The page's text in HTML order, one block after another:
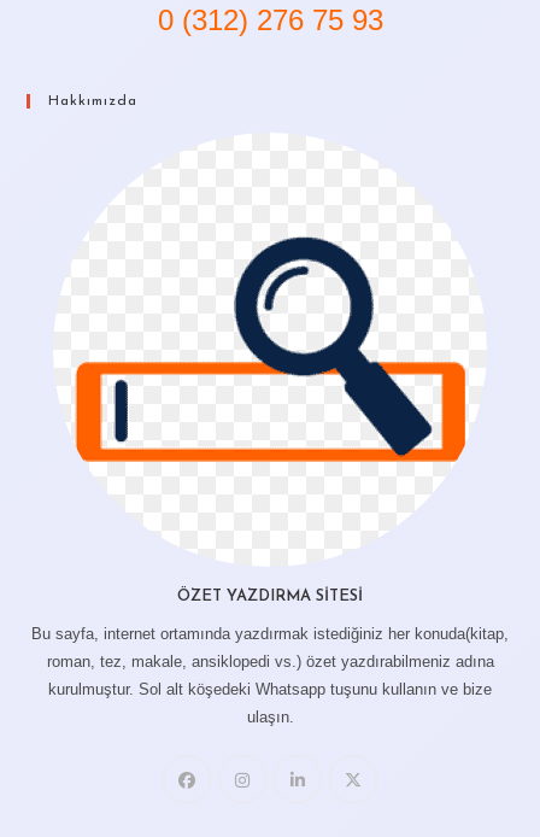
0 (312) 276 75 93
Hakkımızda
ÖZET YAZDIRMA SITESI
Bu sayfa, internet ortamında yazdırmak istediğiniz her konuda(kitap,
roman, tez, makale, ansiklopedi vs.) özet yazdırabilmeniz adına
kurulmuştur. Sol alt köşedeki Whatsapp tuşunu kullanın ve bize
ulaşın.